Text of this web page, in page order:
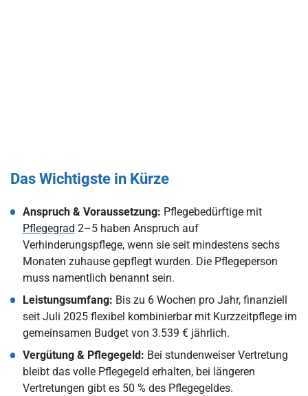
Das Wichtigste in Kürze
Anspruch & Voraussetzung: Pflegebedürftige mit
Pflegegrad 2–5 haben Anspruch auf
Verhinderungspflege, wenn sie seit mindestens sechs
Monaten zuhause gepflegt wurden. Die Pflegeperson
muss namentlich benannt sein.
Leistungsumfang: Bis zu 6 Wochen pro Jahr, finanziell
seit Juli 2025 flexibel kombinierbar mit Kurzzeitpflege im
gemeinsamen Budget von 3.539 € jährlich.
Vergütung & Pflegegeld: Bei stundenweiser Vertretung
bleibt das volle Pflegegeld erhalten, bei längeren
Vertretungen gibt es 50 % des Pflegegeldes.